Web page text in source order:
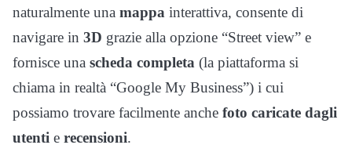
naturalmente una mappa interattiva, consente di
navigare in 3D grazie alla opzione “Street view” e
fornisce una scheda completa (la piattaforma si
chiama in realtà “Google My Business”) i cui
possiamo trovare facilmente anche foto caricate dagli
utenti e recensioni.